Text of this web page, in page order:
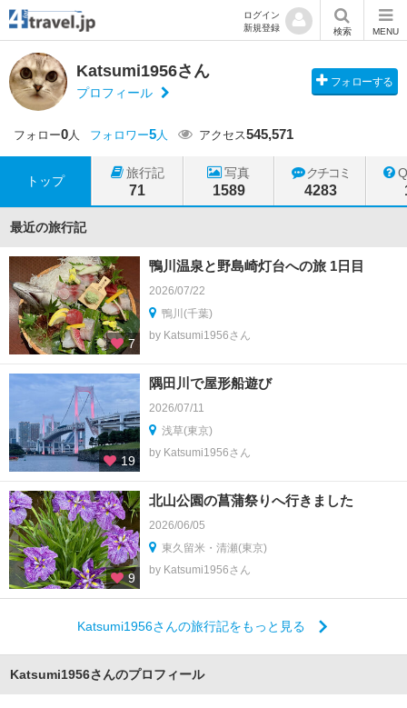
ログイン
新規登録
検索 MENU
Katsumi1956さん
プロフィール
フォローする
フォロー0人 フォロワー5人 アクセス545,571
トップ
旅行記
71
写真
1589
クチコミ
4283
最近の旅行記
7
鴨川温泉と野島崎灯台への旅 1日目
2026/07/22
鴨川(千葉)
by Katsumi1956さん
19
隅田川で屋形船遊び
2026/07/11
浅草(東京)
by Katsumi1956さん
9
北山公園の菖蒲祭りへ行きました
2026/06/05
東久留米・清瀬(東京)
by Katsumi1956さん
Katsumi1956さんの旅行記をもっと見る
Katsumi1956さんのプロフィール